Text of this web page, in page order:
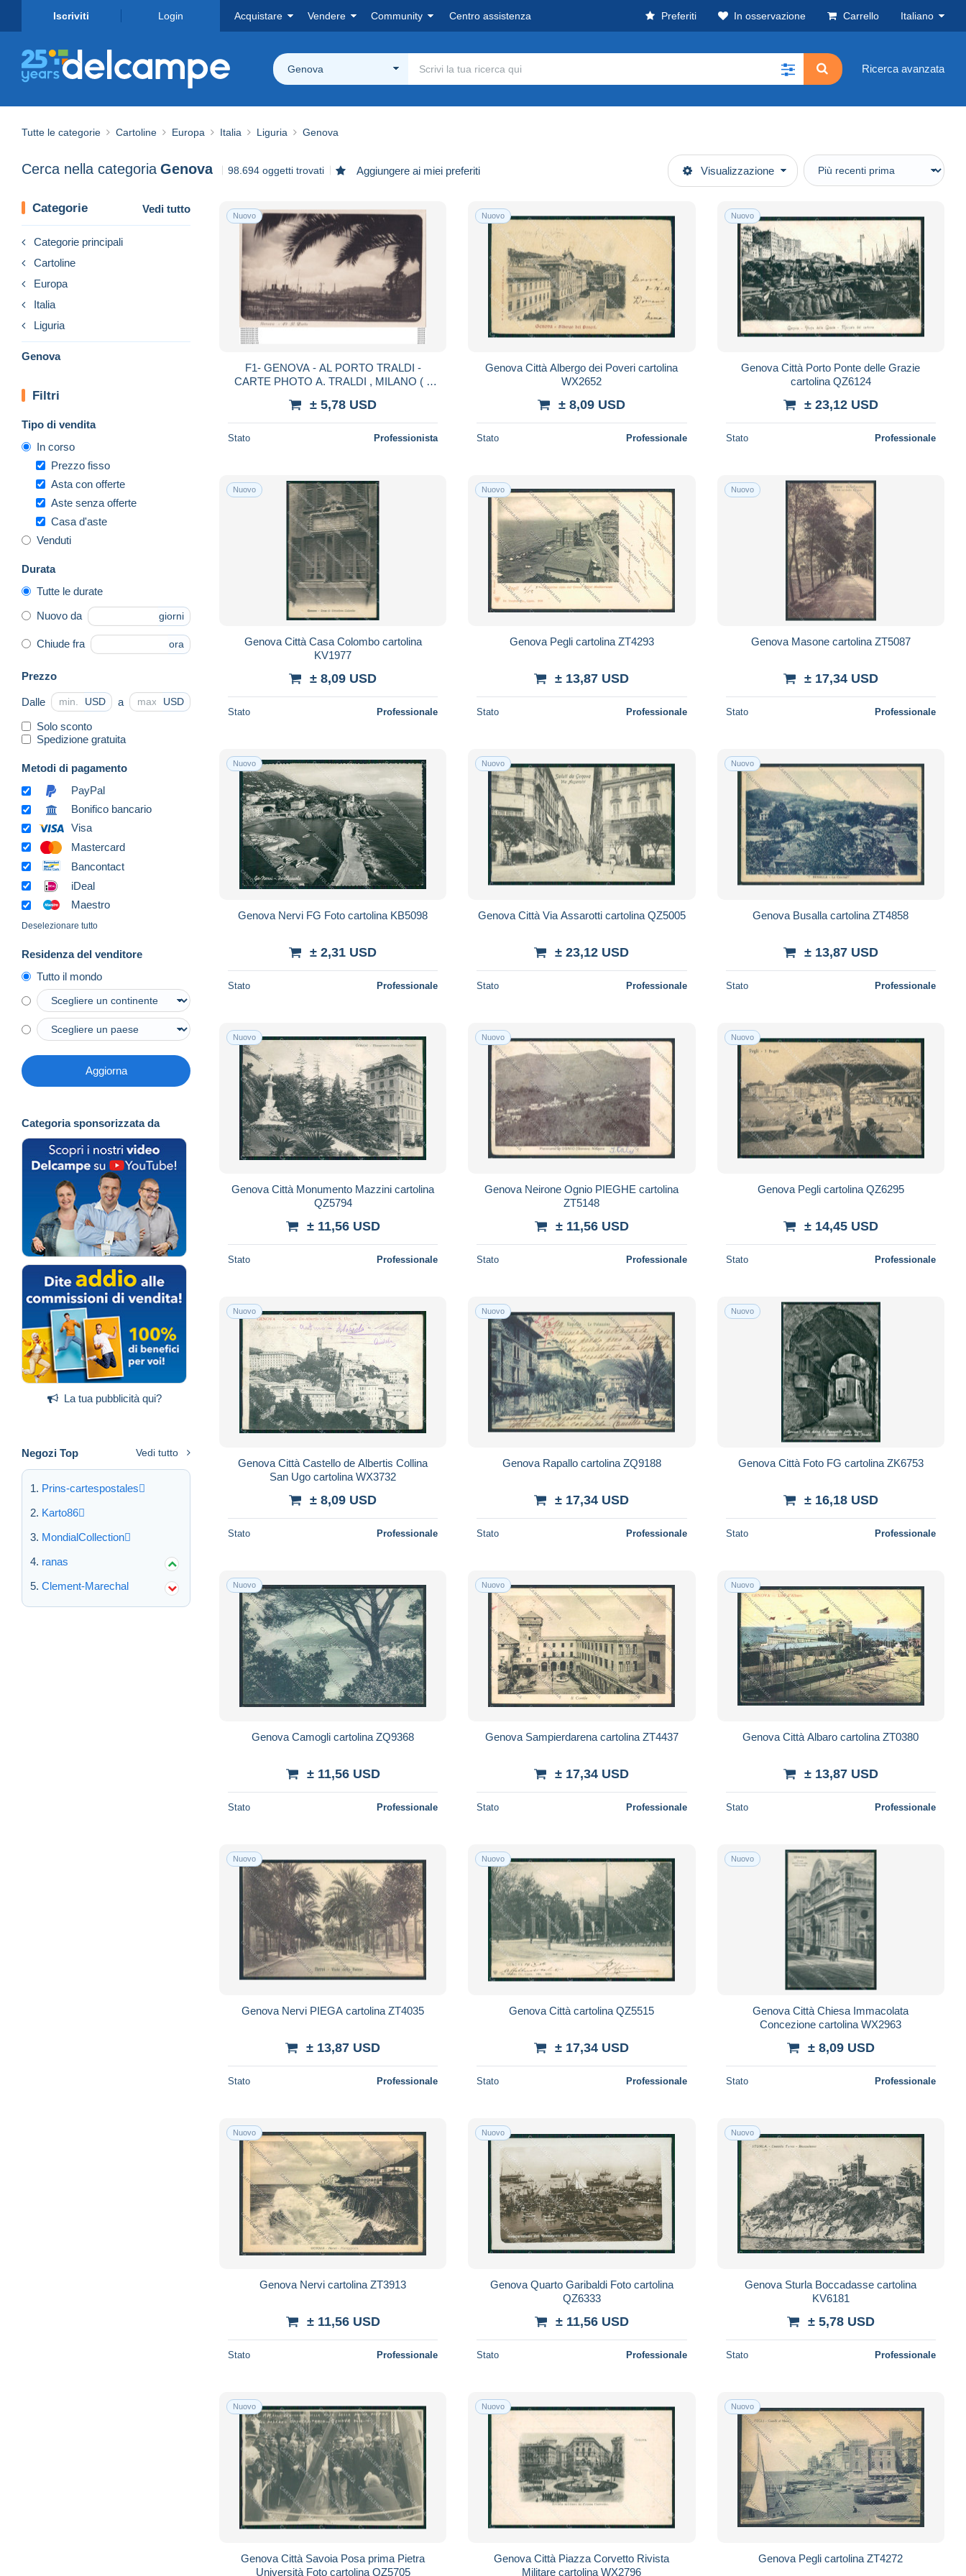
Iscriviti Login Acquistare Vendere Community Centro assistenza Preferiti In osservazione Carrello Italiano
Genova Ricerca avanzata
Tutte le categorie Cartoline Europa Italia Liguria Genova
Cerca nella categoria Genova 98.694 oggetti trovati Aggiungere ai miei preferiti Visualizzazione
Categorie Vedi tutto
Categorie principali
Cartoline
Europa
Italia
Liguria
Genova
Filtri
Tipo di vendita
In corso
Prezzo fisso
Asta con offerte
Aste senza offerte
Casa d'aste
Venduti
Durata
Tutte le durate
Nuovo da giorni
Chiude fra ora
Prezzo
Dalle USD a USD
Solo sconto
Spedizione gratuita
Metodi di pagamento
PayPal
Bonifico bancario
Visa
Mastercard
Bancontact
iDeal
Maestro
Deselezionare tutto
Residenza del venditore
Tutto il mondo
Aggiorna
Categoria sponsorizzata da
La tua pubblicità qui?
Negozi Top Vedi tutto
Prins-cartespostales
Karto86
MondialCollection
ranas
Clement-Marechal
Nuovo
F1- GENOVA - AL PORTO TRALDI -
CARTE PHOTO A. TRALDI , MILANO ( 2
± 5,78 USD
Stato Professionista
Nuovo
Genova Città Albergo dei Poveri cartolina
WX2652
± 8,09 USD
Stato Professionale
Nuovo
Genova Città Porto Ponte delle Grazie
cartolina QZ6124
± 23,12 USD
Stato Professionale
Nuovo
Genova Città Casa Colombo cartolina
KV1977
± 8,09 USD
Stato Professionale
Nuovo
Genova Pegli cartolina ZT4293
± 13,87 USD
Stato Professionale
Nuovo
Genova Masone cartolina ZT5087
± 17,34 USD
Stato Professionale
Nuovo
Genova Nervi FG Foto cartolina KB5098
± 2,31 USD
Stato Professionale
Nuovo
Genova Città Via Assarotti cartolina QZ5005
± 23,12 USD
Stato Professionale
Nuovo
Genova Busalla cartolina ZT4858
± 13,87 USD
Stato Professionale
Nuovo
Genova Città Monumento Mazzini cartolina
QZ5794
± 11,56 USD
Stato Professionale
Nuovo
Genova Neirone Ognio PIEGHE cartolina
ZT5148
± 11,56 USD
Stato Professionale
Nuovo
Genova Pegli cartolina QZ6295
± 14,45 USD
Stato Professionale
Nuovo
Genova Città Castello de Albertis Collina
San Ugo cartolina WX3732
± 8,09 USD
Stato Professionale
Nuovo
Genova Rapallo cartolina ZQ9188
± 17,34 USD
Stato Professionale
Nuovo
Genova Città Foto FG cartolina ZK6753
± 16,18 USD
Stato Professionale
Nuovo
Genova Camogli cartolina ZQ9368
± 11,56 USD
Stato Professionale
Nuovo
Genova Sampierdarena cartolina ZT4437
± 17,34 USD
Stato Professionale
Nuovo
Genova Città Albaro cartolina ZT0380
± 13,87 USD
Stato Professionale
Nuovo
Genova Nervi PIEGA cartolina ZT4035
± 13,87 USD
Stato Professionale
Nuovo
Genova Città cartolina QZ5515
± 17,34 USD
Stato Professionale
Nuovo
Genova Città Chiesa Immacolata
Concezione cartolina WX2963
± 8,09 USD
Stato Professionale
Nuovo
Genova Nervi cartolina ZT3913
± 11,56 USD
Stato Professionale
Nuovo
Genova Quarto Garibaldi Foto cartolina
QZ6333
± 11,56 USD
Stato Professionale
Nuovo
Genova Sturla Boccadasse cartolina
KV6181
± 5,78 USD
Stato Professionale
Nuovo
Genova Città Savoia Posa prima Pietra
Università Foto cartolina QZ5705
Nuovo
Genova Città Piazza Corvetto Rivista
Militare cartolina WX2796
Nuovo
Genova Pegli cartolina ZT4272